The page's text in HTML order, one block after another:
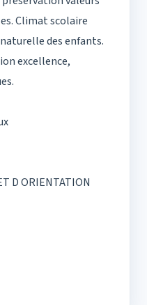
Climat scolaire
des enfants.
excellence,
D ORIENTATION